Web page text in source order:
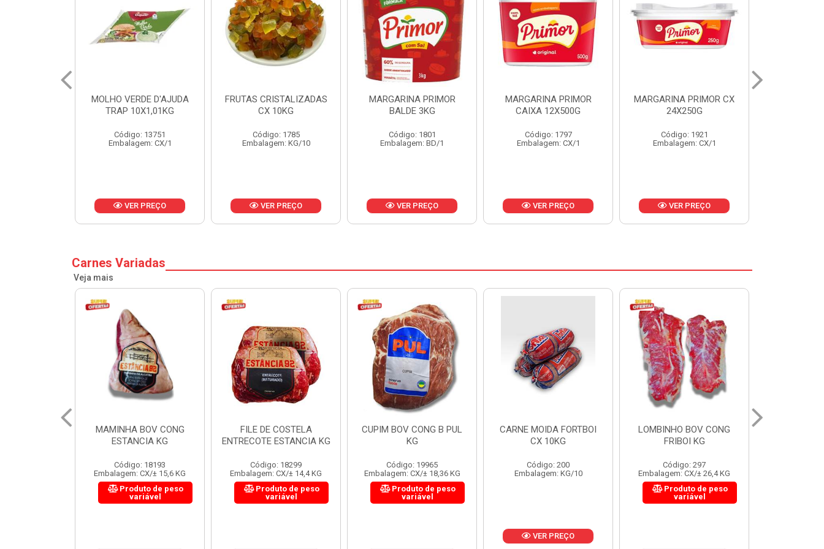
FRUTAS CRISTALIZADAS
CX 10KG
Código: 1785
Embalagem: KG/10
VER PREÇO
MARGARINA PRIMOR
BALDE 3KG
Código: 1801
Embalagem: BD/1
VER PREÇO
MARGARINA PRIMOR
CAIXA 12X500G
Código: 1797
Embalagem: CX/1
VER PREÇO
MARGARINA PRIMOR CX
24X250G
Código: 1921
Embalagem: CX/1
VER PREÇO
MARGARINA DELICIA
CAIXA 24X250G
Código: 6958
Embalagem: CX/1
VER PREÇO
Carnes Variadas
Veja mais
FILE DE COSTELA
ENTRECOTE ESTANCIA KG
Código: 18299
Embalagem: CX/± 14,4 KG
Produto de peso
variável
CUPIM BOV CONG B PUL
KG
Código: 19965
Embalagem: CX/± 18,36 KG
Produto de peso
variável
CARNE MOIDA FORTBOI
CX 10KG
Código: 200
Embalagem: KG/10
LOMBINHO BOV CONG
FRIBOI KG
Código: 297
Embalagem: CX/± 26,4 KG
FIGADO BOV CONG FRIBOI
KG
Código: 222
Embalagem: CX/± 30,12 KG
Produto de peso
variável